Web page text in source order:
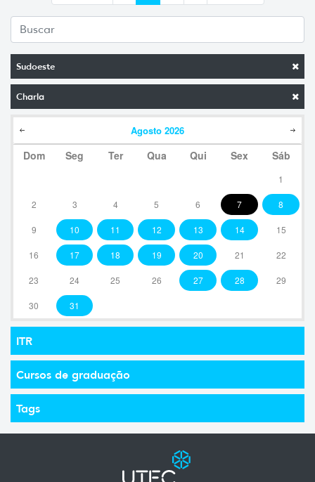
Sudoeste
Charla
Agosto 2026
Dom Seg Ter Qua Qui Sex Sáb
1
2 3 4 5 6 7 8
9 10 11 12 13 14 15
16 17 18 19 20 21 22
23 24 25 26 27 28 29
30 31
ITR
Cursos de graduação
Tags